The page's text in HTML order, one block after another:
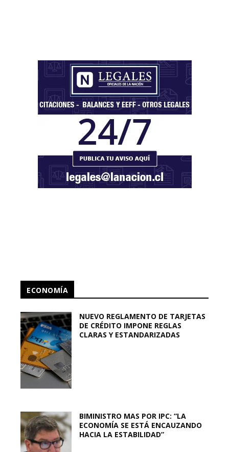
ECONOMÍA
NUEVO REGLAMENTO DE TARJETAS
DE CRÉDITO IMPONE REGLAS
CLARAS Y ESTANDARIZADAS
BIMINISTRO MAS POR IPC: “LA
ECONOMÍA SE ESTÁ ENCAUZANDO
HACIA LA ESTABILIDAD”